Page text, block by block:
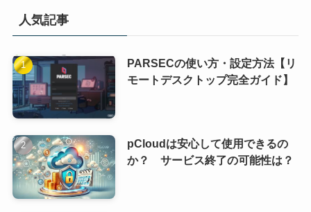
人気記事
PARSECの使い方・設定方法【リ
モートデスクトップ完全ガイド】
pCloudは安心して使用できるの
か？ サービス終了の可能性は？